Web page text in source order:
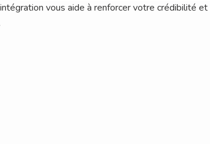
vous aide à renforcer votre crédibilité